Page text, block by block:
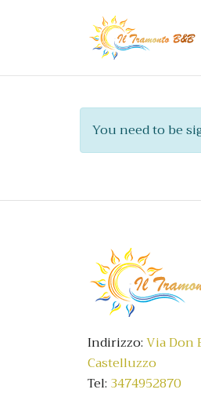
You need to be
Indirizzo:Via Don
Castelluzzo
Tel: 3474952870